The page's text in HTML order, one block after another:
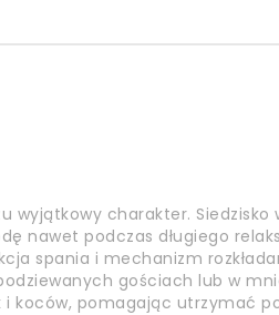
wyjątkowy charakter. Siedzisko
nawet podczas długiego
spania i mechanizm
gościach lub w
koców, pomagając utrzymać